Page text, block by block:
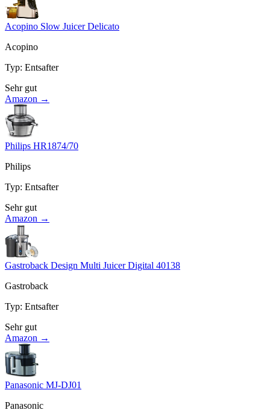
Acopino Slow Juicer Delicato
Acopino
Typ: Entsafter
Sehr gut
Amazon →
Philips HR1874/70
Philips
Typ: Entsafter
Sehr gut
Amazon →
Gastroback Design Multi Juicer Digital 40138
Gastroback
Typ: Entsafter
Sehr gut
Amazon →
Panasonic MJ-DJ01
Panasonic